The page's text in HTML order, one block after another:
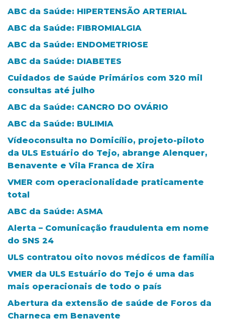
ABC da Saúde: HIPERTENSÃO ARTERIAL
ABC da Saúde: FIBROMIALGIA
ABC da Saúde: ENDOMETRIOSE
ABC da Saúde: DIABETES
Cuidados de Saúde Primários com 320 mil
consultas até julho
ABC da Saúde: CANCRO DO OVÁRIO
ABC da Saúde: BULIMIA
Vídeoconsulta no Domicílio, projeto-piloto
da ULS Estuário do Tejo, abrange Alenquer,
Benavente e Vila Franca de Xira
VMER com operacionalidade praticamente
total
ABC da Saúde: ASMA
Alerta – Comunicação fraudulenta em nome
do SNS 24
ULS contratou oito novos médicos de família
VMER da ULS Estuário do Tejo é uma das
mais operacionais de todo o país
Abertura da extensão de saúde de Foros da
Charneca em Benavente